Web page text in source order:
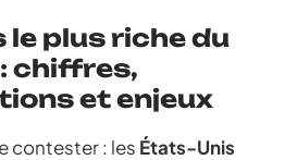
le plus riche du
chiffres,
et enjeux
contester : les États-Unis